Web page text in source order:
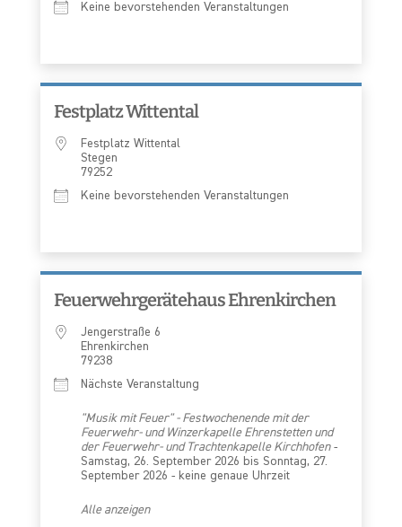
Keine bevorstehenden Veranstaltungen
Festplatz Wittental
Festplatz Wittental
Stegen
79252
Keine bevorstehenden Veranstaltungen
Feuerwehrgerätehaus Ehrenkirchen
Jengerstraße 6
Ehrenkirchen
79238
Nächste Veranstaltung
"Musik mit Feuer" - Festwochenende mit der
Feuerwehr- und Winzerkapelle Ehrenstetten und
der Feuerwehr- und Trachtenkapelle Kirchhofen-
Samstag, 26. September 2026 bis Sonntag, 27.
September 2026 - keine genaue Uhrzeit
Alle anzeigen